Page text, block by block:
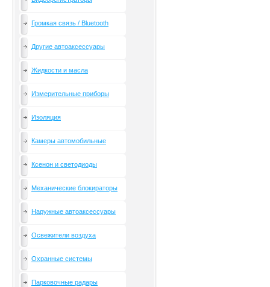
Громкая связь / Bluetooth
Другие автоаксессуары
Жидкости и масла
Измерительные приборы
Изоляция
Камеры автомобильные
Ксенон и светодиоды
Механические блокираторы
Наружные автоаксессуары
Освежители воздуха
Охранные системы
Парковочные радары